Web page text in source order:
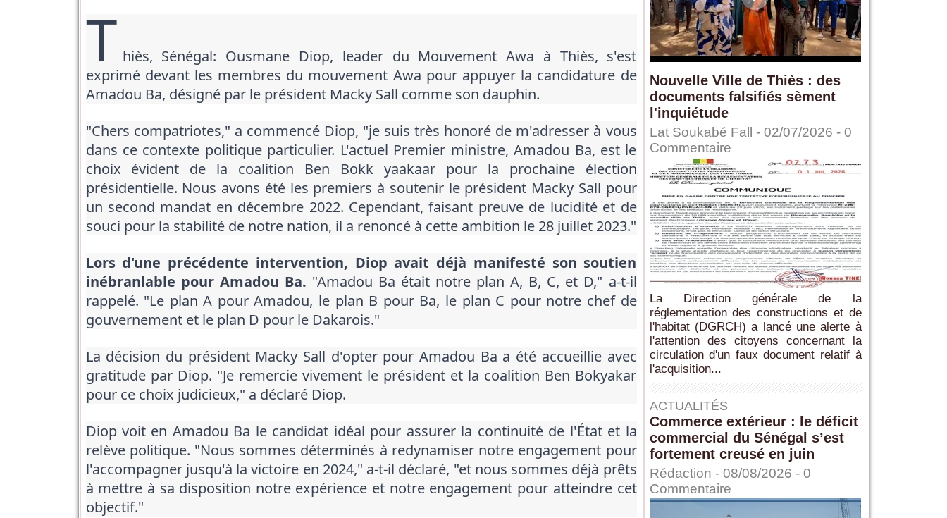
T hiès, Sénégal: Ousmane Diop, leader du Mouvement Awa à Thiès, s'est
exprimé devant les membres du mouvement Awa pour appuyer la candidature de
Amadou Ba, désigné par le président Macky Sall comme son dauphin.
"Chers compatriotes," a commencé Diop, "je suis très honoré de m'adresser à vous
dans ce contexte politique particulier. L'actuel Premier ministre, Amadou Ba, est le
choix évident de la coalition Ben Bokk yaakaar pour la prochaine élection
présidentielle. Nous avons été les premiers à soutenir le président Macky Sall pour
un second mandat en décembre 2022. Cependant, faisant preuve de lucidité et de
souci pour la stabilité de notre nation, il a renoncé à cette ambition le 28 juillet 2023."
Lors d'une précédente intervention, Diop avait déjà manifesté son soutien
inébranlable pour Amadou Ba. "Amadou Ba était notre plan A, B, C, et D," a-t-il
rappelé. "Le plan A pour Amadou, le plan B pour Ba, le plan C pour notre chef de
gouvernement et le plan D pour le Dakarois."
La décision du président Macky Sall d'opter pour Amadou Ba a été accueillie avec
gratitude par Diop. "Je remercie vivement le président et la coalition Ben Bokyakar
pour ce choix judicieux," a déclaré Diop.
Diop voit en Amadou Ba le candidat idéal pour assurer la continuité de l'État et la
relève politique. "Nous sommes déterminés à redynamiser notre engagement pour
l'accompagner jusqu'à la victoire en 2024," a-t-il déclaré, "et nous sommes déjà prêts
à mettre à sa disposition notre expérience et notre engagement pour atteindre cet
objectif."
Nouvelle Ville de Thiès : des
documents falsifiés sèment
l'inquiétude
Lat Soukabé Fall - 02/07/2026 - 0
Commentaire
La Direction générale de la
réglementation des constructions et de
l'habitat (DGRCH) a lancé une alerte à
l'attention des citoyens concernant la
circulation d'un faux document relatif à
l'acquisition...
ACTUALITÉS
Commerce extérieur : le déficit
commercial du Sénégal s’est
fortement creusé en juin
Rédaction - 08/08/2026 - 0
Commentaire